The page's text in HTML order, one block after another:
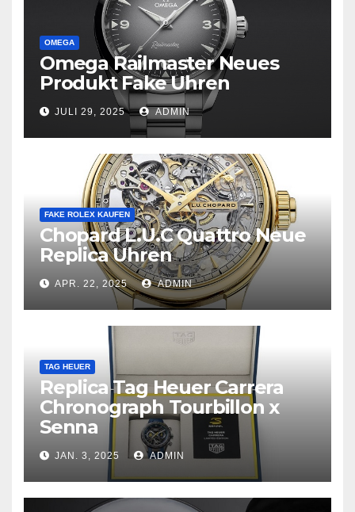
OMEGA
Omega Railmaster Neues
Produkt Fake Uhren
JULI 29, 2025 ADMIN
FAKE ROLEX KAUFEN
Chopard L.U.C Quattro Neue
Replica Uhren
APR. 22, 2025 ADMIN
TAG HEUER
Replica Tag Heuer Carrera
Chronograph Tourbillon x
Senna
JAN. 3, 2025 ADMIN